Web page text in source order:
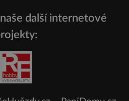
další internetové